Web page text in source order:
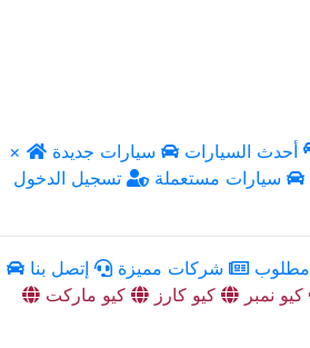
× أحدث السيارات
سيارات جديدة
سيارات مستعملة
تسجيل الدخول
مطلوب شركات مميزة
إتصل بنا
كيو نمبر كيو كارز
كيو ماركت